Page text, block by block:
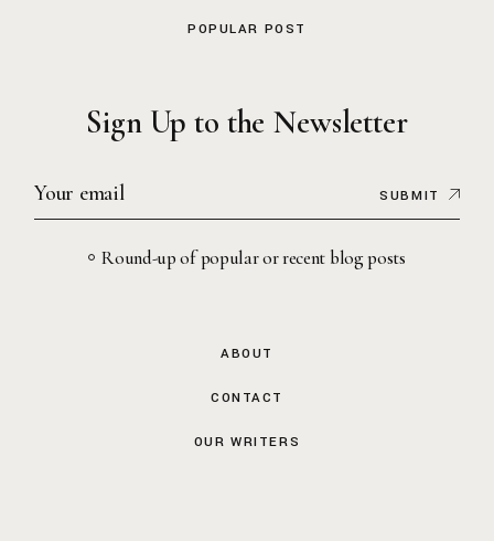
POPULAR POST
Sign Up to the Newsletter
SUBMIT
Round-up of popular or recent blog posts
ABOUT
CONTACT
OUR WRITERS